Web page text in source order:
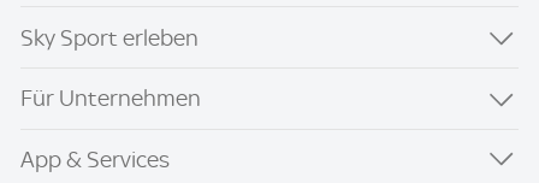
Sky Sport erleben
Für Unternehmen
App & Services